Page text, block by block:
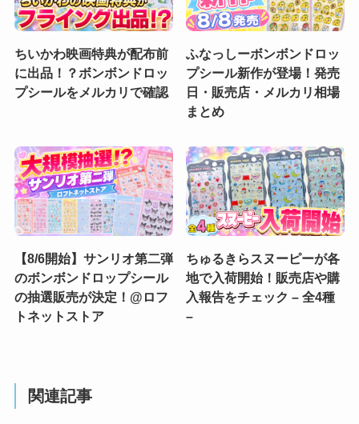
ちいかわ映画特典が配布前
に出品！？ボンボンドロッ
プシールをメルカリで確認
ふなっしーボンボンドロッ
プシール新作が登場！発売
日・販売店・メルカリ相場
まとめ
【8/6開始】サンリオ第二弾
のボンボンドロップシール
の抽選販売が決定！@ロフ
トネットストア
ちゅるきらスヌーピーが各
地で入荷開始！販売店や購
入報告をチェック – 全4種
–
関連記事